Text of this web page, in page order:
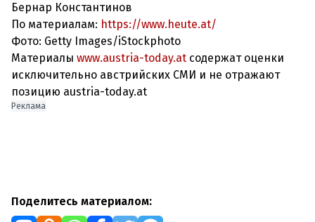
Бернар Константинов
По материалам: https://www.heute.at/
Фото: Getty Images/iStockphoto
Материалы www.austria-today.at содержат оценки
исключительно австрийских СМИ и не отражают
позицию austria-today.at
Реклама
Поделитесь материалом: